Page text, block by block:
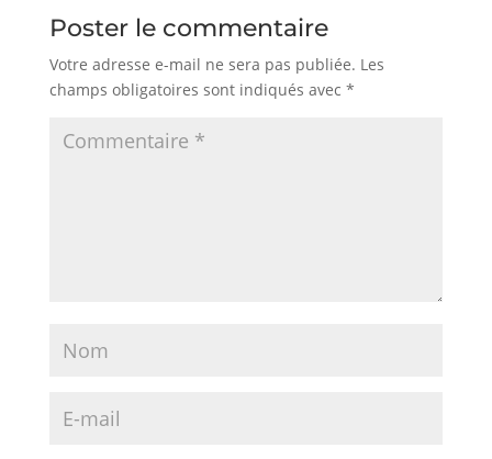
Poster le commentaire
Votre adresse e-mail ne sera pas publiée. Les
champs obligatoires sont indiqués avec *